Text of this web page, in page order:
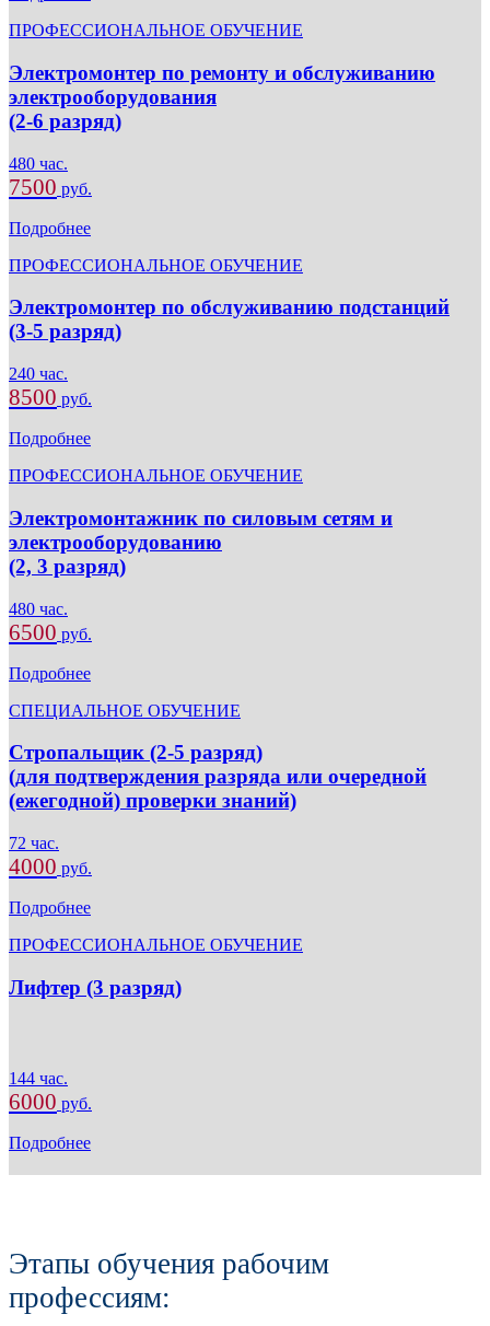
ПРОФЕССИОНАЛЬНОЕ ОБУЧЕНИЕ
Электромонтер по ремонту и обслуживанию
электрооборудования
(2-6 разряд)
480 час.
7500 руб.
Подробнее
ПРОФЕССИОНАЛЬНОЕ ОБУЧЕНИЕ
Электромонтер по обслуживанию подстанций
(3-5 разряд)
240 час.
8500 руб.
Подробнее
ПРОФЕССИОНАЛЬНОЕ ОБУЧЕНИЕ
Электромонтажник по силовым сетям и
электрооборудованию
(2, 3 разряд)
480 час.
6500 руб.
Подробнее
СПЕЦИАЛЬНОЕ ОБУЧЕНИЕ
Стропальщик (2-5 разряд)
(для подтверждения разряда или очередной
(ежегодной) проверки знаний)
72 час.
4000 руб.
Подробнее
ПРОФЕССИОНАЛЬНОЕ ОБУЧЕНИЕ
Лифтер (3 разряд)
144 час.
6000 руб.
Подробнее
Этапы обучения рабочим
профессиям: